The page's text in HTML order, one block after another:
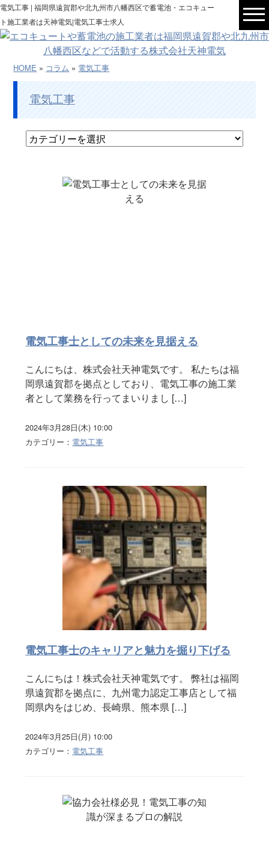
電気工事 | 福岡県遠賀郡や北九州市八幡西区で蓄電池・エコキュー
ト施工業者は天神電気|電気工事士求人
HOME » コラム » 電気工事
電気工事
電気工事士としての未来を見据える
こんにちは、株式会社天神電気です。 私たちは福
岡県遠賀郡を拠点としており、電気工事の施工業
者として業務を行ってまいりまし […]
2024年3月28日(木) 10:00
カテゴリー： 電気工事
電気工事士のキャリアと魅力を掘り下げる
こんにちは！株式会社天神電気です。 弊社は福岡
県遠賀郡を拠点に、九州電力認定工事店として福
岡県内をはじめ、長崎県、熊本県 […]
2024年3月25日(月) 10:00
カテゴリー： 電気工事